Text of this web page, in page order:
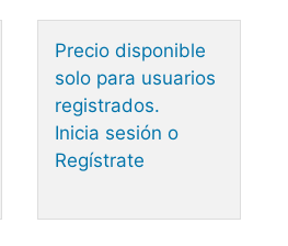
Precio disponible
solo para usuarios
registrados.
Inicia sesión o
Regístrate